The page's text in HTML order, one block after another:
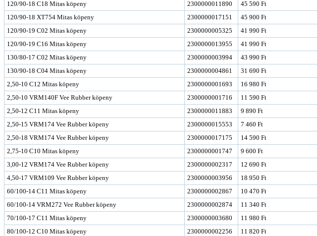
120/90-18 C18 Mitas köpeny
2300000011890
45 590 Ft
120/90-18 XT754 Mitas köpeny
2300000017151
45 900 Ft
120/90-19 C02 Mitas köpeny
2300000005325
41 990 Ft
120/90-19 C16 Mitas köpeny
2300000013955
41 990 Ft
130/80-17 C02 Mitas köpeny
2300000003994
43 990 Ft
130/90-18 C04 Mitas köpeny
2300000004861
31 690 Ft
2,50-10 C12 Mitas köpeny
2300000001693
16 980 Ft
2,50-10 VRM140F Vee Rubber köpeny
2300000001716
11 590 Ft
2,50-12 C11 Mitas köpeny
2300000011883
9 890 Ft
2,50-15 VRM174 Vee Rubber köpeny
2300000015553
7 460 Ft
2,50-18 VRM174 Vee Rubber köpeny
2300000017175
14 590 Ft
2,75-10 C10 Mitas köpeny
2300000001747
9 600 Ft
3,00-12 VRM174 Vee Rubber köpeny
2300000002317
12 690 Ft
4,50-17 VRM109 Vee Rubber köpeny
2300000003956
18 950 Ft
60/100-14 C11 Mitas köpeny
2300000002867
10 470 Ft
60/100-14 VRM272 Vee Rubber köpeny
2300000002874
11 340 Ft
70/100-17 C11 Mitas köpeny
2300000003680
11 980 Ft
80/100-12 C10 Mitas köpeny
2300000002256
11 820 Ft